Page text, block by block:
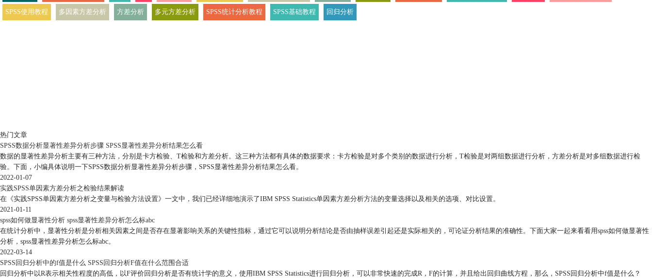
SPSS使用教程 多因素方差分析 方差分析 多元方差分析 SPSS统计分析教程 SPSS基础教程 回归分析
热门文章
SPSS数据分析显著性差异分析步骤 SPSS显著性差异分析结果怎么看
数据的显著性差异分析主要有三种方法，分别是卡方检验、T检验和方差分析。这三种方法都有具体的数据要求：卡方检验是对多个类别的数据进行分析，T检验是对两组数据进行分析，方差分析是对多组数据进行检
验。下面，小编具体说明一下SPSS数据分析显著性差异分析步骤，SPSS显著性差异分析结果怎么看。
2022-01-07
实践SPSS单因素方差分析之检验结果解读
在《实践SPSS单因素方差分析之变量与检验方法设置》一文中，我们已经详细地演示了IBM SPSS Statistics单因素方差分析方法的变量选择以及相关的选项、对比设置。
2021-01-11
spss如何做显著性分析 spss显著性差异分析怎么标abc
在统计分析中，显著性分析是分析相关因素之间是否存在显著影响关系的关键性指标，通过它可以说明分析结论是否由抽样误差引起还是实际相关的，可论证分析结果的准确性。下面大家一起来看看用spss如何做显著性
分析，spss显著性差异分析怎么标abc。
2022-03-14
SPSS回归分析中的f值是什么 SPSS回归分析F值在什么范围合适
回归分析中以R表示相关性程度的高低，以F评价回归分析是否有统计学的意义，使用IBM SPSS Statistics进行回归分析，可以非常快速的完成R，F的计算，并且给出回归曲线方程，那么，SPSS回归分析中f值是什么？